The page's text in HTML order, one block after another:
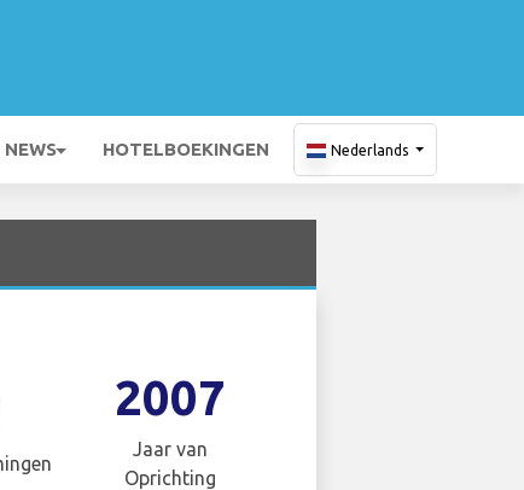
HOTELBOEKINGEN Nederlands
2007
Jaar van
Oprichting